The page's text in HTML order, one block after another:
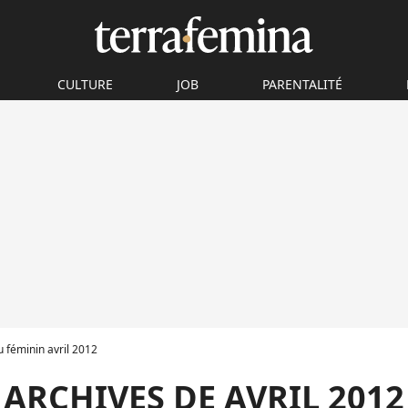
CULTURE JOB PARENTALITÉ
féminin avril 2012
ARCHIVES DE AVRIL 2012